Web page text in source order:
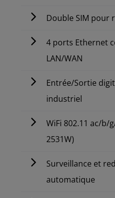
Double SIM pour
4 ports Ethernet
LAN/WAN
Entrée/Sortie
industriel
WiFi 802.11 ac/b/
2531W)
Surveillance et
automatique